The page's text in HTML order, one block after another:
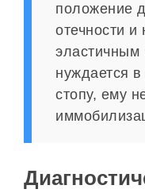
положение
отечности и
эластичным
нуждается
стопу, ему